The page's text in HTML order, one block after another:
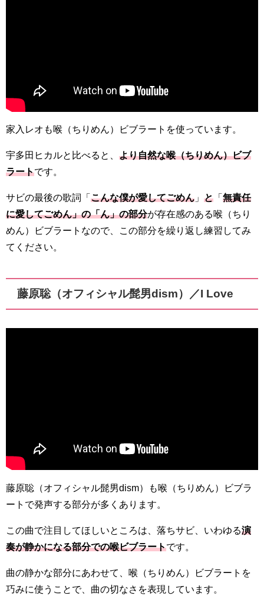
家入レオも喉（ちりめん）ビブラートを使っています。
宇多田ヒカルと比べると、 より自然な喉（ちりめん）ビブ
ラートです。
サビの最後の歌詞「 こんな僕が愛してごめん 」 と 「 無責任
に愛してごめん」の「ん」の部分が存在感のある喉（ちり
めん）ビブラートなので、この部分を繰り返し練習してみ
てください。
藤原聡（オフィシャル髭男dism）／I Love
藤原聡（オフィシャル髭男dism）も喉（ちりめん）ビブラ
ートで発声する部分が多くあります。
この曲で注目してほしいところは、落ちサビ、いわゆる演
奏が静かになる部分での喉ビブラートです。
曲の静かな部分にあわせて、喉（ちりめん）ビブラートを
巧みに使うことで、曲の切なさを表現しています。